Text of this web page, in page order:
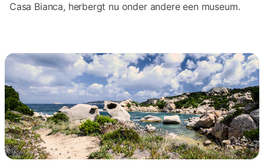
Casa Bianca, herbergt nu onder andere een museum.